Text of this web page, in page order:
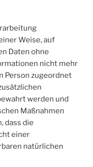
Weise, auf
Daten ohne
nicht mehr
Person zugeordnet
werden und
Maßnahmen
dass die
einer
natürlichen